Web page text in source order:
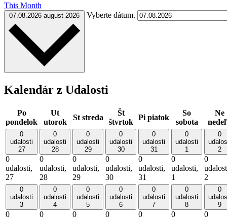
This Month
07.08.2026 august 2026 Vyberte dátum.
Kalendár z Udalosti
Po
pondelok
Ut
utorok
St streda
Št
štvrtok
Pi piatok
So
sobota
Ne
0
udalosti
27
0
udalosti,
27
0
udalosti
28
0
udalosti,
28
0
udalosti
29
0
udalosti,
29
0
udalosti
30
0
udalosti,
30
0
udalosti
31
0
udalosti,
31
0
udalosti
1
0
udalosti,
1
0
2
0
2
0
udalosti
3
0
0
udalosti
4
0
0
udalosti
5
0
0
udalosti
6
0
0
udalosti
7
0
0
udalosti
8
0
0
9
0